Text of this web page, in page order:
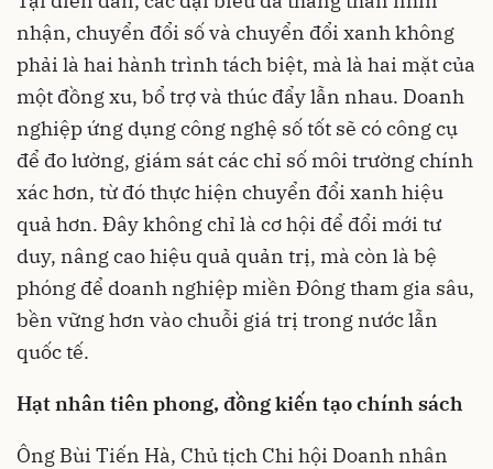
nhận, chuyển đổi số và chuyển đổi xanh không
phải là hai hành trình tách biệt, mà là hai mặt của
một đồng xu, bổ trợ và thúc đẩy lẫn nhau. Doanh
nghiệp ứng dụng công nghệ số tốt sẽ có công cụ
để đo lường, giám sát các chỉ số môi trường chính
xác hơn, từ đó thực hiện chuyển đổi xanh hiệu
quả hơn. Đây không chỉ là cơ hội để đổi mới tư
duy, nâng cao hiệu quả quản trị, mà còn là bệ
phóng để doanh nghiệp miền Đông tham gia sâu,
bền vững hơn vào chuỗi giá trị trong nước lẫn
quốc tế.
Hạt nhân tiên phong, đồng kiến tạo chính sách
Ông Bùi Tiến Hà, Chủ tịch Chi hội Doanh nhân